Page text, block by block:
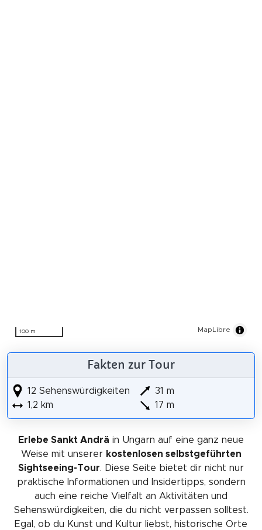
100 m MapLibre
Fakten zur Tour
12 Sehenswürdigkeiten
1,2 km
31 m
17 m
Erlebe Sankt Andrä in Ungarn auf eine ganz neue
Weise mit unserer kostenlosen selbstgeführten
Sightseeing-Tour. Diese Seite bietet dir nicht nur
praktische Informationen und Insidertipps, sondern
auch eine reiche Vielfalt an Aktivitäten und
Sehenswürdigkeiten, die du nicht verpassen solltest.
Egal, ob du Kunst und Kultur liebst, historische Orte